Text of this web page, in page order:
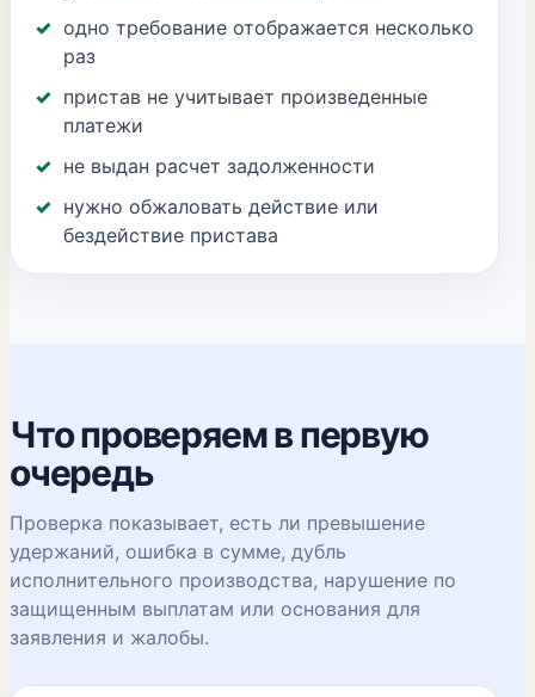
одно требование отображается несколько
раз
пристав не учитывает произведенные
платежи
не выдан расчет задолженности
нужно обжаловать действие или
бездействие пристава
Что проверяем в первую
очередь
Проверка показывает, есть ли превышение
удержаний, ошибка в сумме, дубль
исполнительного производства, нарушение по
защищенным выплатам или основания для
заявления и жалобы.